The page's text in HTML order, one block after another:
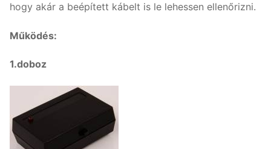
hogy akár a beépített kábelt is le lehessen ellenőrizni.
Működés:
1.doboz